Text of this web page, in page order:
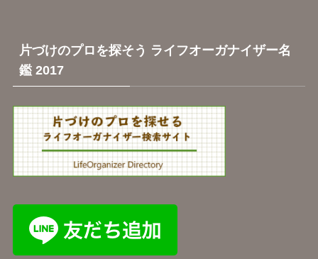
片づけのプロを探そう ライフオーガナイザー名
鑑 2017